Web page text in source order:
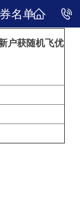
名单
户获随机飞优